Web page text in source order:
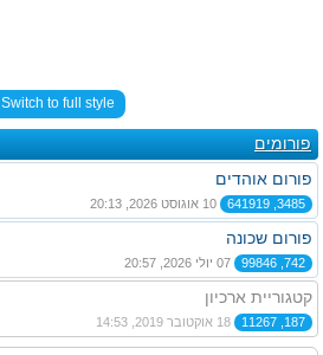
Switch to full style
פורומים
פורום אוהדים
3485, 641919
פורום שכונה
742, 99846
קטגוריית ארכיון
187, 11267